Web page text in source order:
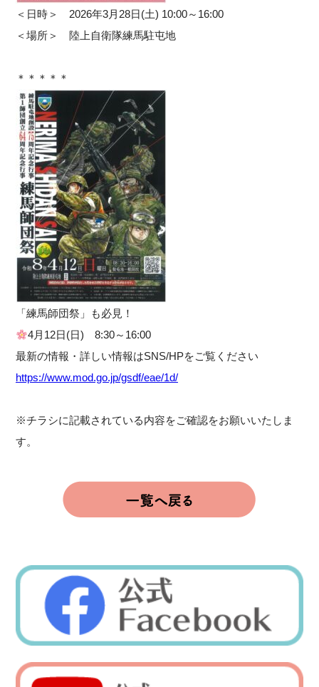
＜日時＞ 2026年3月28日(土) 10:00～16:00
＜場所＞ 陸上自衛隊練馬駐屯地
＊＊＊＊＊
「練馬師団祭」も必見！
4月12日(日) 8:30～16:00
最新の情報・詳しい情報はSNS/HPをご覧ください
https://www.mod.go.jp/gsdf/eae/1d/
※チラシに記載されている内容をご確認をお願いいたしま
す。